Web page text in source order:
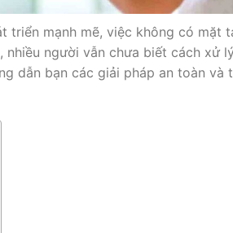
triển mạnh mẽ, việc không có mặt
nhiều người vẫn chưa biết cách xử
dẫn bạn các giải pháp an toàn và